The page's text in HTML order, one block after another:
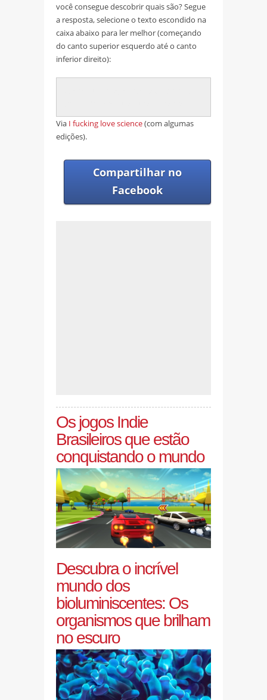
você consegue descobrir quais são? Segue
a resposta, selecione o texto escondido na
caixa abaixo para ler melhor (começando
do canto superior esquerdo até o canto
inferior direito):
Via I fucking love science(com algumas
edições).
Compartilhar no
Facebook
Os jogos Indie
Brasileiros que estão
conquistando o mundo
Descubra o incrível
mundo dos
bioluminiscentes: Os
organismos que brilham
no escuro